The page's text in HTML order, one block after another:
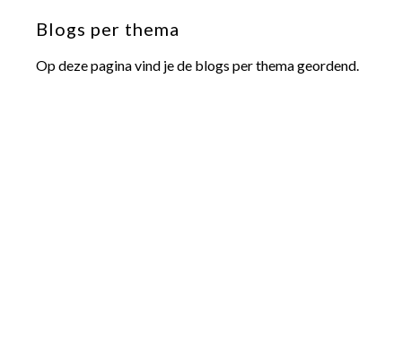
Blogs per thema
Op deze pagina vind je de blogs per thema geordend.